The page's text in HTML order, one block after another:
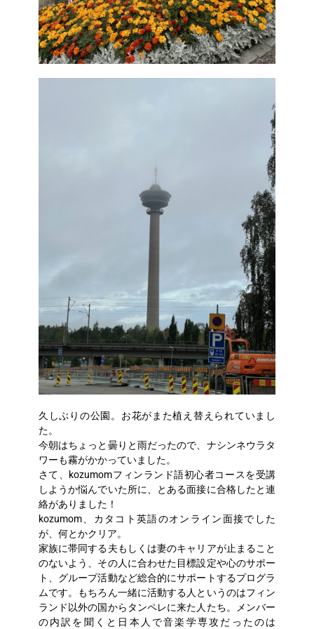
久しぶりの公園。お花がまた植え替えられていまし
た。
今朝はちょっと曇りと雨だったので、ナシンネウラタ
ワーも霧がかかっていました。
さて、kozumomフィンランド語初心者コースを受講
しようか悩んでいた所に、とある面接に合格したと連
絡がありました！
kozumom、カタコト英語のオンライン面接でした
が、何とかクリア。
家族に帯同する夫もしくは妻のキャリアが止まること
のないよう、その人に合わせた目標設定や心のサポー
ト、グループ活動など総合的にサポートするプログラ
ムです。もちろん一緒に活動する人というのはフィン
ランド以外の国からタンペレに来た人たち。メンバー
の内訳を聞くと日本人で音楽学専攻だったのは